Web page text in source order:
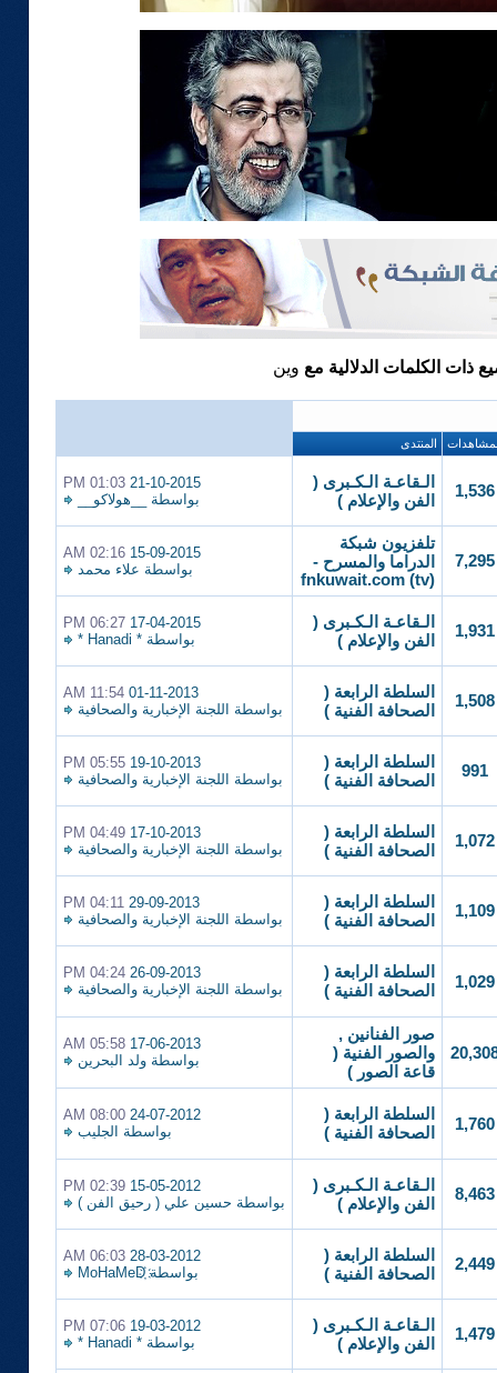
ذات الكلمات الدلالية مع وين
المنتدى
1,536
الـقاعـة الـكـبرى (
الفن والإعلام )
21-10-2015
01:03 PM
بواسطة
__هولاكو__
7,295
تلفزيون شبكة
الدراما والمسرح -
(fnkuwait.com (tv
15-09-2015
02:16 AM
بواسطة علاء محمد
1,931
الـقاعـة الـكـبرى (
الفن والإعلام )
17-04-2015
06:27 PM
بواسطة* Hanadi *
1,508
السلطة الرابعة (
الصحافة الفنية )
01-11-2013
11:54 AM
بواسطة اللجنة الإخبارية والصحافية
991
السلطة الرابعة (
الصحافة الفنية )
19-10-2013
05:55 PM
بواسطة اللجنة الإخبارية والصحافية
1,072
السلطة الرابعة (
الصحافة الفنية )
17-10-2013
04:49 PM
بواسطة اللجنة الإخبارية والصحافية
1,109
السلطة الرابعة (
الصحافة الفنية )
29-09-2013
04:11 PM
بواسطة اللجنة الإخبارية والصحافية
1,029
السلطة الرابعة (
الصحافة الفنية )
26-09-2013
04:24 PM
بواسطة اللجنة الإخبارية والصحافية
صور الفنانين ,
والصور الفنية (
قاعة الصور )
17-06-2013
05:58 AM
بواسطةولد البحرين
1,760
السلطة الرابعة (
الصحافة الفنية )
24-07-2012
08:00 AM
بواسطة الجليب
8,463
الـقاعـة الـكـبرى (
الفن والإعلام )
15-05-2012
02:39 PM
بواسطة حسين علي ( رحيق الفن )
2,449
السلطة الرابعة (
الصحافة الفنية )
28-03-2012
06:03 AM
بواسطةMoHaMeD҉
1,479
الـقاعـة الـكـبرى (
الفن والإعلام )
19-03-2012
07:06 PM
بواسطة* Hanadi *